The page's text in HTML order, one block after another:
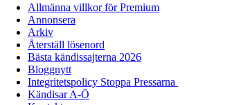
Allmänna villkor för Premium
Annonsera
Arkiv
Återställ lösenord
Bästa kändissajterna 2026
Bloggnytt
Integritetspolicy Stoppa Pressarna
Kändisar A-Ö